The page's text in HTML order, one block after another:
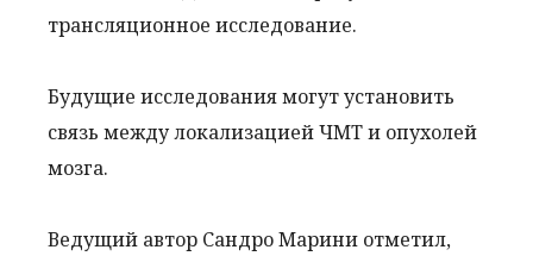
трансляционное исследование.
Будущие исследования могут установить
связь между локализацией ЧМТ и опухолей
мозга.
Ведущий автор Сандро Марини отметил,